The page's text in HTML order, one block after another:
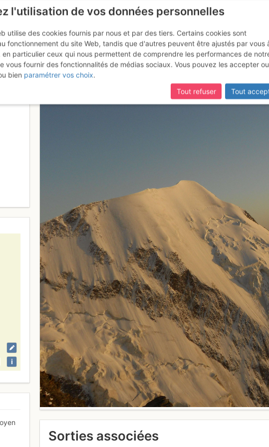
la veille au coucher
i
Sorties associées
l'utilisation de vos données personnelles
utilise des cookies fournis par nous et par des tiers. Certains cookies sont
fonctionnement du site Web, tandis que d'autres peuvent être ajustés par vous
en particulier ceux qui nous permettent de comprendre les performances de
vous fournir des fonctionnalités de médias sociaux. Vous pouvez les accepter
bien paramétrer vos choix.
Tout refuser
Tout